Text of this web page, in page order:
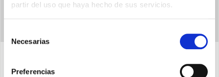
partir del uso que haya hecho de sus servicios.
Necesarias
Preferencias